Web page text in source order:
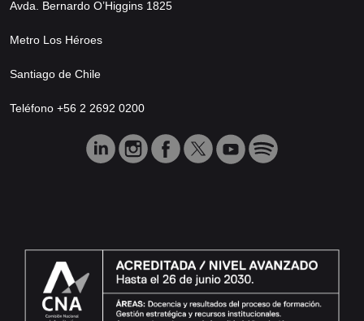
Avda. Bernardo O’Higgins 1825
Metro Los Héroes
Santiago de Chile
Teléfono +56 2 2692 0200